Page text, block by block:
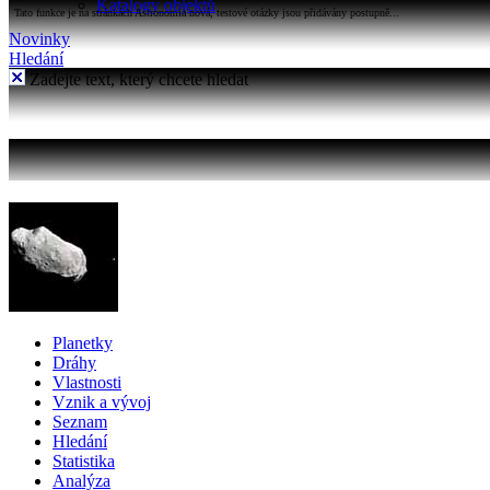
Katalogy objektů
Tato funkce je na stránkách Astronomia nová, testové otázky jsou přidávány postupně...
Novinky
Hledání
Zadejte text, který chcete hledat
Planetky
Dráhy
Vlastnosti
Vznik a vývoj
Seznam
Hledání
Statistika
Analýza